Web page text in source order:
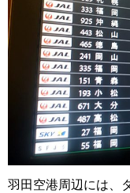
羽田空港周辺には、